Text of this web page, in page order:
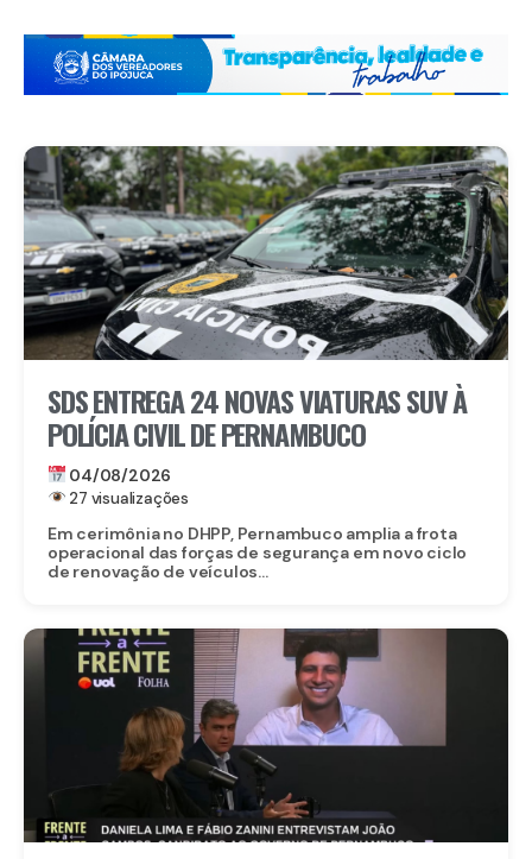
SDS ENTREGA 24 NOVAS VIATURAS SUV À
POLÍCIA CIVIL DE PERNAMBUCO
04/08/2026
27 visualizações
Em cerimônia no DHPP, Pernambuco amplia a frota
operacional das forças de segurança em novo ciclo
de renovação de veículos...